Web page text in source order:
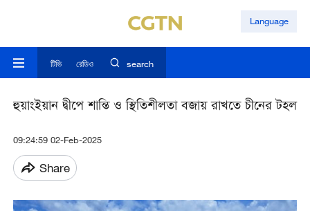
Language
টিভি রেডিও search
হুয়াংইয়ান দ্বীপে শান্তি ও স্থিতিশীলতা বজায় রাখতে চীনের টহল
09:24:59 02-Feb-2025
Share